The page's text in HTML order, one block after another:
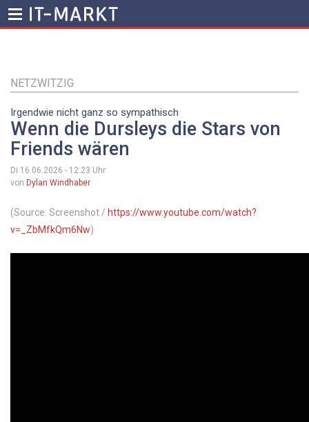
Inhalt
NETZWITZIG
Irgendwie nicht ganz so sympathisch
Wenn die Dursleys die Stars von
Friends wären
Di 16.06.2026 - 12:23 Uhr
von Dylan Windhaber
(Source: Screenshot / https://www.youtube.com/watch?
v=_ZbMfkQm6Nw)